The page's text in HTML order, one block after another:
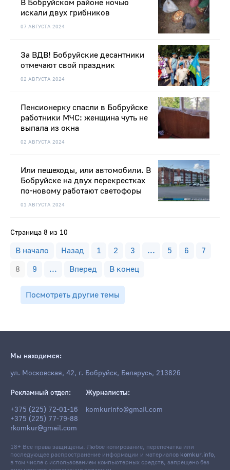
07 АВГУСТА 2024
В Бобруйском районе ночью
искали двух грибников
02 АВГУСТА 2024
За ВДВ! Бобруйские десантники
отмечают свой праздник
02 АВГУСТА 2024
Пенсионерку спасли в Бобруйске
работники МЧС: женщина чуть не
выпала из окна
01 АВГУСТА 2024
Или пешеходы, или автомобили. В
Бобруйске на двух перекрестках
по-новому работают светофоры
Страница 8 из 10
В начало Назад 1 2 3 ... 5 6
7
8
9 ... Вперед В конец
Посмотреть другие темы
Мы находимся:
ул. Московская, 42, г. Бобруйск, Беларусь, 213826
Рекламный отдел:
+375 (225) 72-01-16
+375 (225) 77-79-88
rkomkur@gmail.com
Журналисты:
komkurinfo@gmail.com
18+ Все права защищены. Любое копирование, перепечатка или
последующее распространение информации и материалов komkur.info,
в том числе с использованием компьютерных средств, запрещено без